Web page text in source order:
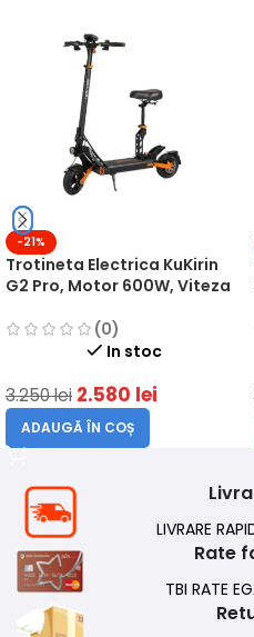
-21%
Trotineta Electrica KuKirin
G2 Pro, Motor 600W, Viteza
15.6Ah, Autonomie de pana
(0)
In stoc
3.250lei 2.580 lei
ADAUGĂ ÎN COȘ
LIVRARE
Rate
TBI RATE